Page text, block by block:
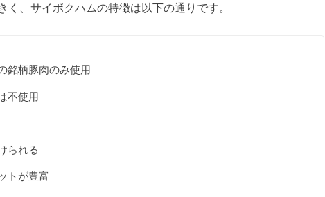
、サイボクハムの特徴は以下の通りです。
銘柄豚肉のみ使用
不使用
られる
トが豊富